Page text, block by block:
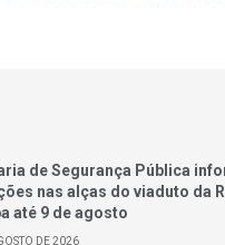
de Segurança Pública
nas alças do viaduto da
até 9 de agosto
DE 2026